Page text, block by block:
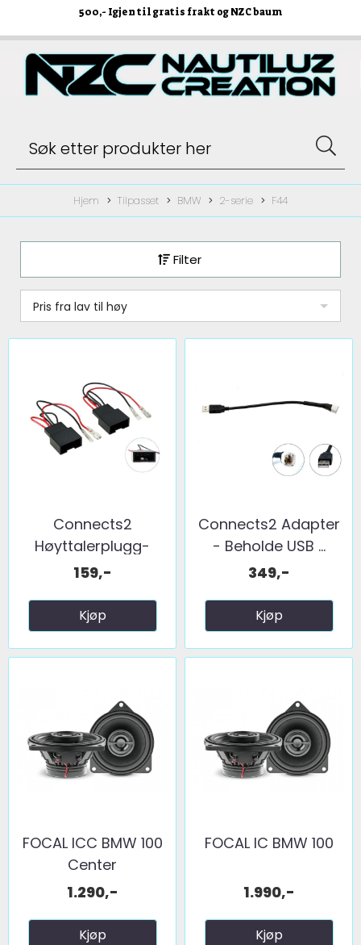
500,- Igjen til gratis frakt og NZC baum
Hjem Tilpasset BMW 2-serie F44
Filter
Pris fra lav til høy
Connects2
Høyttalerplugg-
adaptere BMW ...
159,-
Kjøp
Connects2 Adapter
- Beholde USB ...
349,-
Kjøp
FOCAL ICC BMW 100
Center
1.290,-
Kjøp
FOCAL IC BMW 100
1.990,-
Kjøp